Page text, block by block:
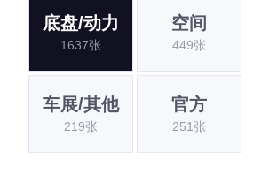
底盘/动力
1637张
空间
449张
车展/其他
219张
官方
251张